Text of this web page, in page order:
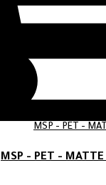
MSP - PET -